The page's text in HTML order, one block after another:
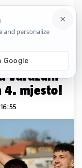
Komentari
Varaždin
4. mjesto!